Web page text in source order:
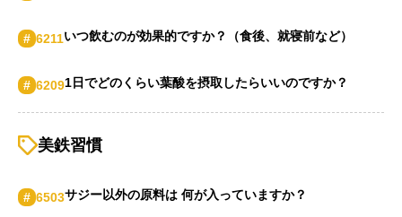
# 6211いつ飲むのが効果的ですか？（⾷後、就寝前など）
# 62091⽇でどのくらい葉酸を摂取したらいいのですか？
美鉄習慣
# 6503サジー以外の原料は 何が入っていますか？